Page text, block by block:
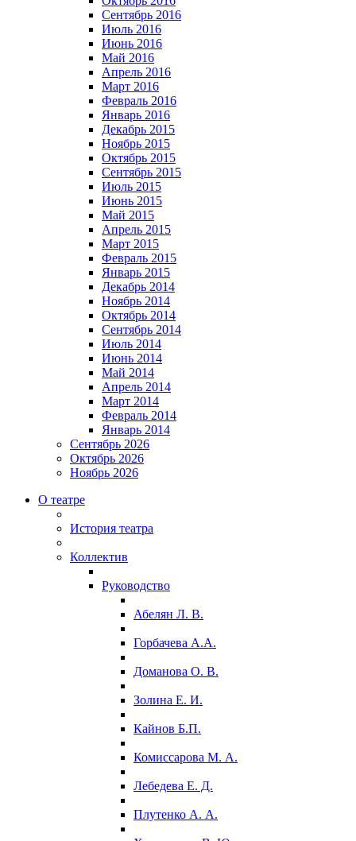
Сентябрь 2016
Июль 2016
Июнь 2016
Май 2016
Апрель 2016
Март 2016
Февраль 2016
Январь 2016
Декабрь 2015
Ноябрь 2015
Октябрь 2015
Сентябрь 2015
Июль 2015
Июнь 2015
Май 2015
Апрель 2015
Март 2015
Февраль 2015
Январь 2015
Декабрь 2014
Ноябрь 2014
Октябрь 2014
Сентябрь 2014
Июль 2014
Июнь 2014
Май 2014
Апрель 2014
Март 2014
Февраль 2014
Январь 2014
Сентябрь 2026
Октябрь 2026
Ноябрь 2026
О театре
История театра
Коллектив
Руководство
Абелян Л. В.
Горбачева А.А.
Доманова О. В.
Золина Е. И.
Кайнов Б.П.
Комиссарова М. А.
Лебедева Е. Д.
Плутенко А. А.